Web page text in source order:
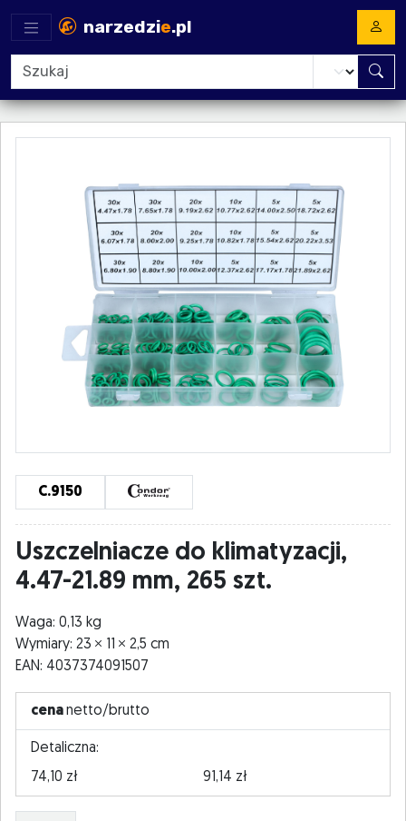
narzedzie.pl
C.9150
Uszczelniacze do klimatyzacji,
4.47-21.89 mm, 265 szt.
Waga: 0,13 kg
Wymiary: 23
2,5 cm
EAN: 4037374091507
cenanetto/brutto
Detaliczna:
74,10 zł
91,14 zł